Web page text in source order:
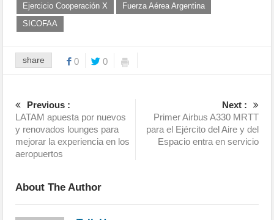
Ejercicio Cooperación X
Fuerza Aérea Argentina
SICOFAA
share 0 0
Previous :
LATAM apuesta por nuevos
y renovados lounges para
mejorar la experiencia en los
aeropuertos
Next :
Primer Airbus A330 MRTT
para el Ejército del Aire y del
Espacio entra en servicio
About The Author